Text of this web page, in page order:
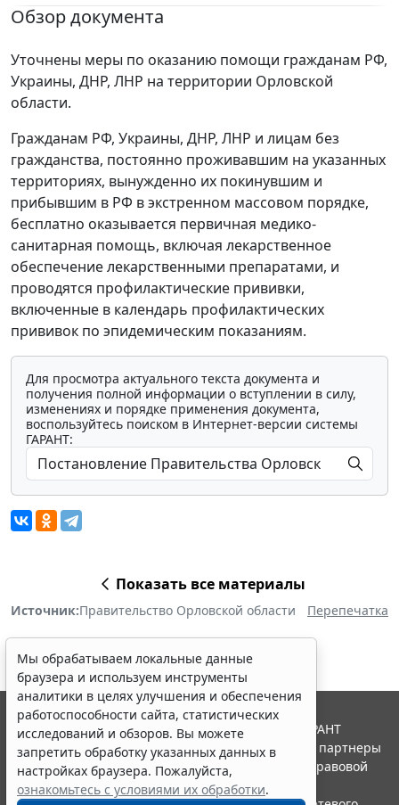
Обзор документа
Уточнены меры по оказанию помощи гражданам РФ,
Украины, ДНР, ЛНР на территории Орловской
области.
Гражданам РФ, Украины, ДНР, ЛНР и лицам без
гражданства, постоянно проживавшим на указанных
территориях, вынужденно их покинувшим и
прибывшим в РФ в экстренном массовом порядке,
бесплатно оказывается первичная медико-
санитарная помощь, включая лекарственное
обеспечение лекарственными препаратами, и
проводятся профилактические прививки,
включенные в календарь профилактических
прививок по эпидемическим показаниям.
Для просмотра актуального текста документа и
получения полной информации о вступлении в силу,
изменениях и порядке применения документа,
воспользуйтесь поиском в Интернет-версии системы
ГАРАНТ:
Показать все материалы
Источник:Правительство Орловской области Перепечатка
Мы обрабатываем локальные данные
браузера и используем инструменты
аналитики в целях улучшения и обеспечения
работоспособности сайта, статистических
исследований и обзоров. Вы можете
запретить обработку указанных данных в
настройках браузера. Пожалуйста,
ознакомьтесь с условиями их обработки.
© ООО "НПП "ГАРАНТ-СЕРВИС", 2026. Система ГАРАНТ
выпускается с 1990 года. Компания "Гарант" и ее партнеры
являются участниками Российской ассоциации правовой
информации ГАРАНТ.